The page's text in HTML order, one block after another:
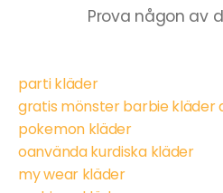
Prova någon av
parti kläder
gratis mönster barbie kläder
pokemon kläder
oanvända kurdiska kläder
my wear kläder